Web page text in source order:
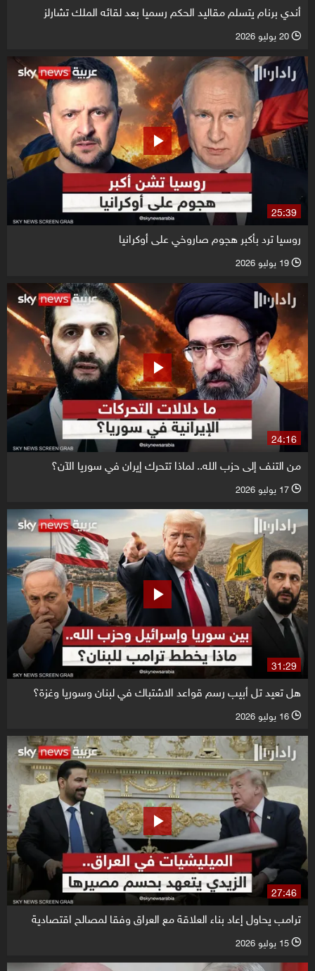
أندي برنام يتسلم مقاليد الحكم رسميا بعد لقائه الملك تشارلز
l 20 يوليو 2026
25:39
روسيا ترد بأكبر هجوم صاروخي على أوكرانيا
l 19 يوليو 2026
24:16
من التنف إلى حزب الله.. لماذا تتحرك إيران في سوريا الآن؟
l 17 يوليو 2026
31:29
هل تعيد تل أبيب رسم قواعد الاشتباك في لبنان وسوريا وغزة؟
l 16 يوليو 2026
27:46
ترامب يحاول إعاد بناء العلاقة مع العراق وفقا لمصالح اقتصادية
l 15 يوليو 2026